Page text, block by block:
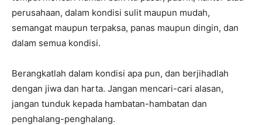
perusahaan, dalam kondisi sulit maupun mudah,
semangat maupun terpaksa, panas maupun dingin, dan
dalam semua kondisi.
Berangkatlah dalam kondisi apa pun, dan berjihadlah
dengan jiwa dan harta. Jangan mencari-cari alasan,
jangan tunduk kepada hambatan-hambatan dan
penghalang-penghalang.